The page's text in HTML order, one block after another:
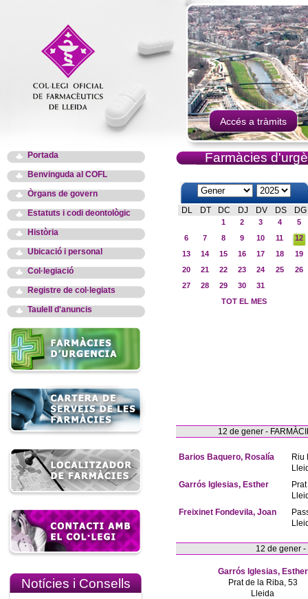
Accés a tràmits
Portada
Benvinguda al COFL
Òrgans de govern
Estatuts i codi deontològic
Història
Ubicació i personal
Col·legiació
Registre de col·legiats
Taulell d'anuncis
Notícies i Consells
Farmàcies
DL DT DC DJ DV DS DG
1 2 3 4
5
6
7 8 9 10 11
12
13
14 15 16 17 18
19
20
21 22 23 24 25
26
27
28 29 30
31
TOT EL MES
12 de gener -
Barios Baquero, Rosalía
Riu
Garrós Iglesias, Esther
Freixinet Fondevila, Joan
12 de gener
Garrós Iglesias, Esther
Prat de la Riba, 53
Lleida